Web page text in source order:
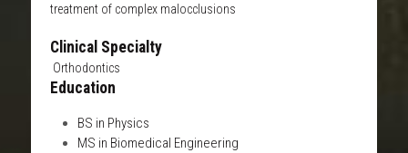
treatment of complex malocclusions
Clinical Specialty
Orthodontics
Education
BS in Physics
MS in Biomedical Engineering